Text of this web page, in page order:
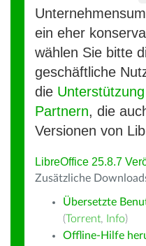
ein eher
wählen Sie bitte
geschäftliche
die
Partnern, die
Versionen von
LibreOffice 25.8.7
Zusätzliche
Übersetzte
(Torrent, Info)
Offline-Hilfe